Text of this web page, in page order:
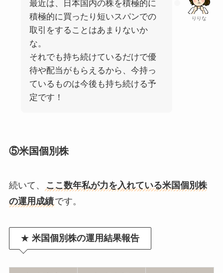
りりな
最近は、日本国内の株を積極的に
積極的に買ったり短いスパンでの
取引をすることはあまりないか
な。
それでも持ち続けているだけで優
待や配当がもらえるから、今持っ
ているものは今後も持ち続ける予
定です！
⑤米国個別株
続いて、
ここ数年私が力を入れている米国個別株
の運用成績です。
★米国個別株の運用結果報告